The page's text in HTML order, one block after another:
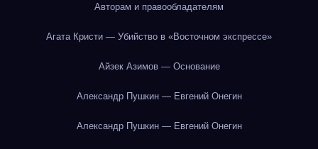
Авторам и правообладателям
Агата Кристи — Убийство в «Восточном экспрессе»
Айзек Азимов — Основание
Александр Пушкин — Евгений Онегин
Александр Пушкин — Евгений Онегин